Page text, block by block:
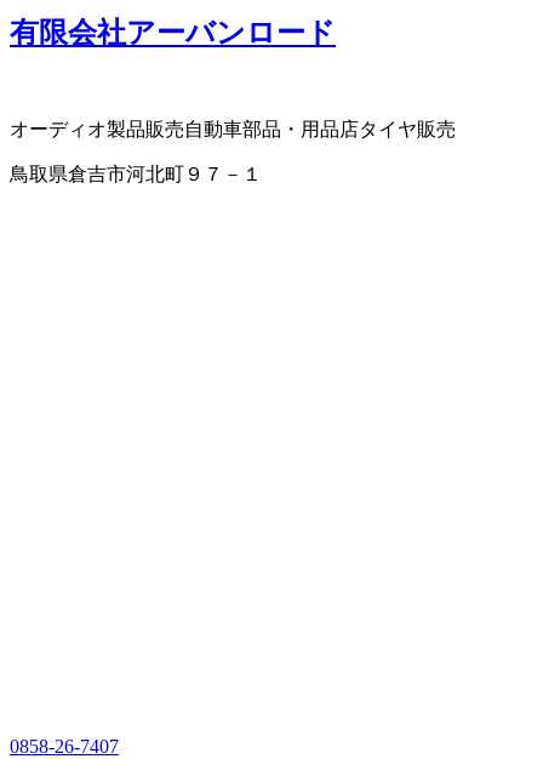
有限会社アーバンロード
オーディオ製品販売自動車部品・用品店タイヤ販売
鳥取県倉吉市河北町９７－１
0858-26-7407